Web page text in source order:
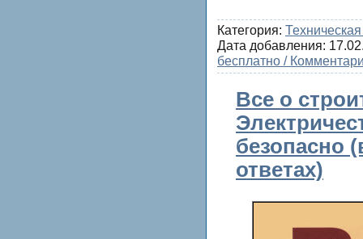
Категория:
Дата добавления:
бесплатно /
Все о
безопасно
ответах)